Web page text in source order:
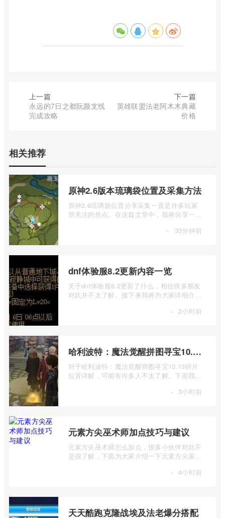
上一篇
永远的7日之都阮颜支线
完成攻略
下一篇
英雄联盟法老阿木木典藏
价格
相关推荐
原神2.6版本琉璃袋位置及采集方法
原神2.6琉璃袋位置分享采集一直是许多玩家
所关注的焦点。在这篇文章中，我将分享一些
· 33分钟前
dnf体验服8.2更新内容一览
关于dnf体验服8.2更新了什么，相信很多朋友
对此并不太了解。接下来我将为大家详细介绍
· 2小时前
哈利波特：魔法觉醒拼图寻宝10.13碎片位置详解
对于哈利波特：魔法觉醒拼图寻宝10.13碎片
位置详解，可能有许多人不太了解。下面我将
· 3小时前
元素方尖巫术师加点技巧与建议
元素方尖巫术师怎么加点，很多小伙伴对此不
是很了解，下面为大家介绍一下元素方尖巫术
· 4小时前
天天酷跑克隆战埃及法老爆分搭配